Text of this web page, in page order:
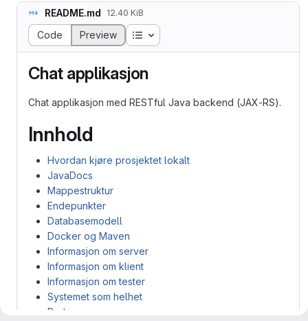
README.md 12.40 KiB
Code Preview Table of contents
Chat applikasjon
Chat applikasjon med RESTful Java backend (JAX-RS).
Innhold
Hvordan kjøre prosjektet lokalt
JavaDocs
Mappestruktur
Endepunkter
Databasemodell
Docker og Maven
Informasjon om server
Informasjon om klient
Informasjon om tester
Systemet som helhet
Porter